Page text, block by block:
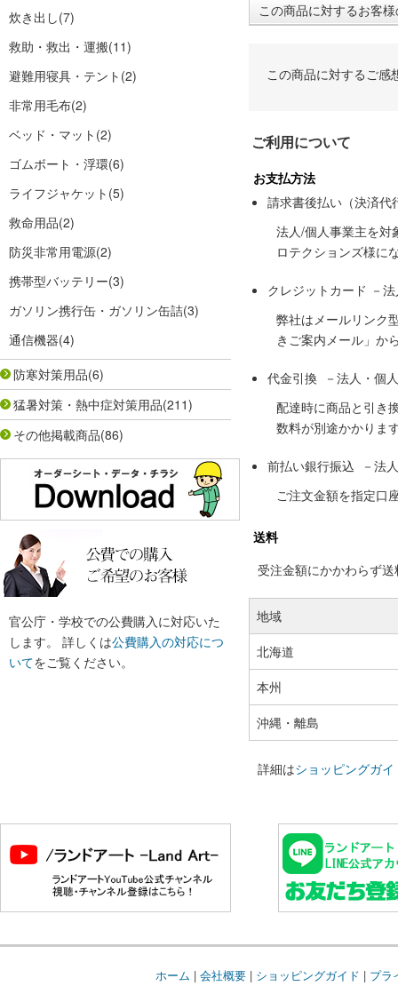
炊き出し(7)
救助・救出・運搬(11)
避難用寝具・テント (2)
非常用毛布(2)
ベッド・マット (2)
ゴムボート・浮環(6)
ライフジャケット (5)
救命用品(2)
防災非常用電源(2)
携帯型バッテリー(3)
ガソリン携行缶・ガソリン缶詰(3)
通信機器(4)
防寒対策用品(6)
猛暑対策・熱中症対策用品(211)
その他掲載商品(86)
官公庁・学校での公費購入に対応いた
します。 詳しくは公費購入の対応につ
いてをご覧ください。
この商品に対するお客
この商品に対するご感
ご利用について
お支払方法
請求書後払い（決済代
法人/個人事業主を対
ロテクションズ様に
クレジットカード －
弊社はメールリンク
きご案内メール」か
代金引換 －法人・個
配達時に商品と引き
数料が別途かかりま
前払い銀行振込 －法
ご注文金額を指定口
送料
受注金額にかかわらず
地域
北海道
本州
沖縄・離島
詳細はショッピングガイ
ホーム | 会社概要| ショッピングガイド | プラ